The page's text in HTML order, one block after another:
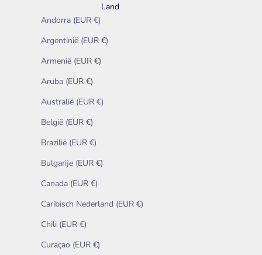
Land
Andorra (EUR €)
Argentinië (EUR €)
Armenië (EUR €)
Aruba (EUR €)
Australië (EUR €)
België (EUR €)
Brazilië (EUR €)
Bulgarije (EUR €)
Canada (EUR €)
Caribisch Nederland (EUR €)
Chili (EUR €)
Curaçao (EUR €)